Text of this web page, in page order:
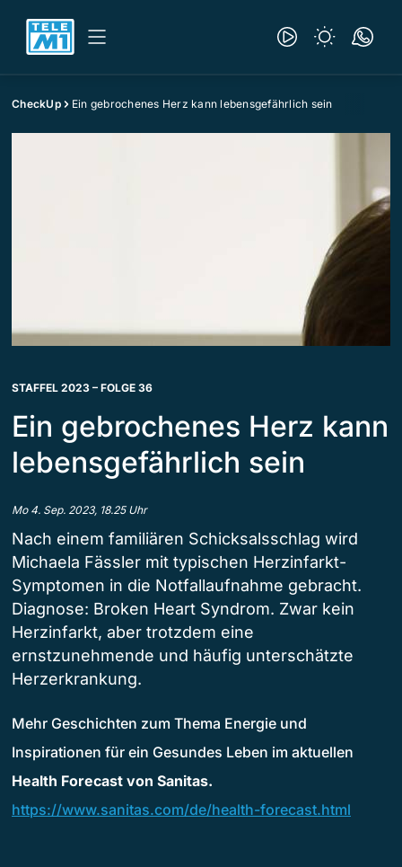
CheckUp Ein gebrochenes Herz kann lebensgefährlich sein
STAFFEL 2023 – FOLGE 36
Ein gebrochenes Herz kann
lebensgefährlich sein
Mo 4. Sep. 2023, 18.25 Uhr
Nach einem familiären Schicksalsschlag wird
Michaela Fässler mit typischen Herzinfarkt-
Symptomen in die Notfallaufnahme gebracht.
Diagnose: Broken Heart Syndrom. Zwar kein
Herzinfarkt, aber trotzdem eine
ernstzunehmende und häufig unterschätzte
Herzerkrankung.
Mehr Geschichten zum Thema Energie und
Inspirationen für ein Gesundes Leben im aktuellen
Health Forecast von Sanitas.
https://www.sanitas.com/de/health-forecast.html